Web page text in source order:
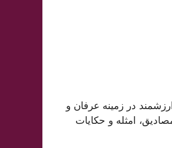
در زمینه عرفان و
امثله و حکایات